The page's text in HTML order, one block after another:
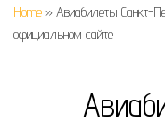
Home » Авиабилеты Санкт-
официальном сайте